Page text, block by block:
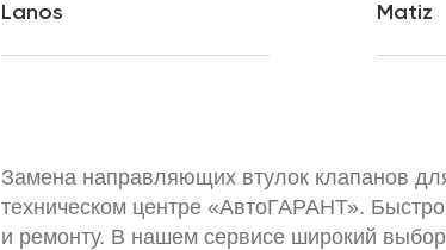
Lanos Matiz
Замена направляющих втулок клапанов
техническом центре «АвтоГАРАНТ».
и ремонту. В нашем сервисе широкий